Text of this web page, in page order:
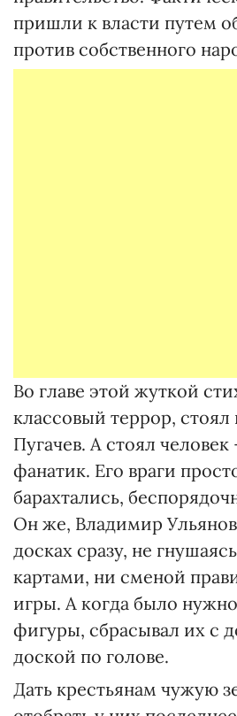
пришли к власти путем
против собственного
Во главе этой жуткой
классовый террор, стоял
Пугачев. А стоял
фанатик. Его враги
барахтались,
Он же, Владимир
досках сразу, не
картами, ни сменой
игры. А когда было
фигуры, сбрасывал их с
доской по голове.
Дать крестьянам чужую